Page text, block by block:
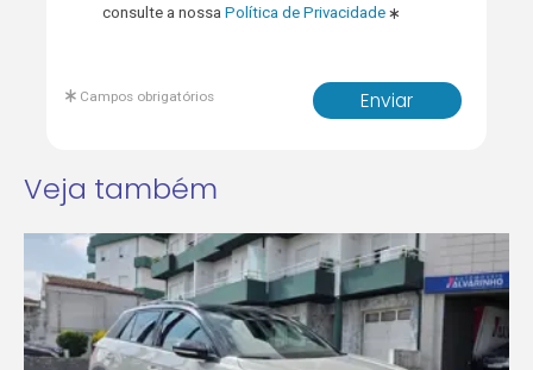
consulte a nossaPolítica de Privacidade
Enviar
Campos obrigatórios
Veja também